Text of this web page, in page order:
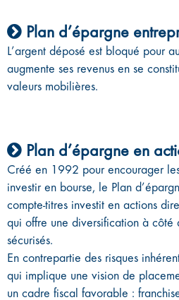
Plan d’épargne
L’argent déposé est bloqué pour
augmente ses revenus en se
valeurs mobilières.
Plan d’épargne en
Créé en 1992 pour encourager
investir en bourse, le Plan
compte-titres investit en actions
qui offre une diversification à côté
sécurisés.
En contrepartie des risques
qui implique une vision de
un cadre fiscal favorable :